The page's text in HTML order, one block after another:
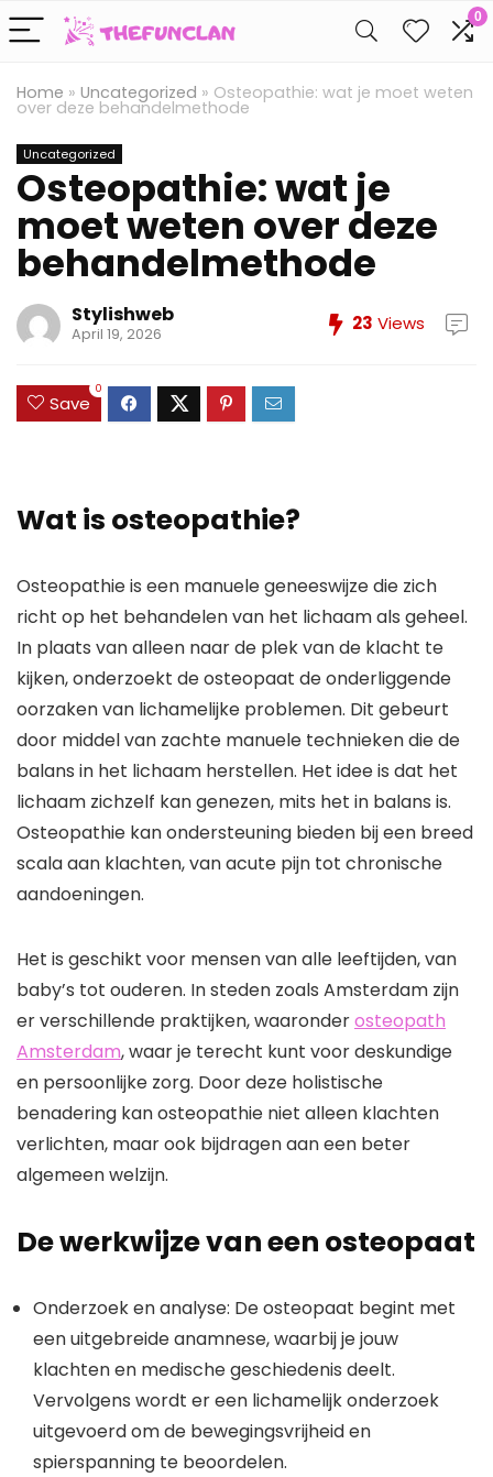
0
Home » Uncategorized » Osteopathie: wat je moet weten
over deze behandelmethode
Uncategorized
Osteopathie: wat je
moet weten over deze
behandelmethode
Stylishweb
April 19, 2026 23 Views
Save
0
Wat is osteopathie?
Osteopathie is een manuele geneeswijze die zich
richt op het behandelen van het lichaam als geheel.
In plaats van alleen naar de plek van de klacht te
kijken, onderzoekt de osteopaat de onderliggende
oorzaken van lichamelijke problemen. Dit gebeurt
door middel van zachte manuele technieken die de
balans in het lichaam herstellen. Het idee is dat het
lichaam zichzelf kan genezen, mits het in balans is.
Osteopathie kan ondersteuning bieden bij een breed
scala aan klachten, van acute pijn tot chronische
aandoeningen.
Het is geschikt voor mensen van alle leeftijden, van
baby’s tot ouderen. In steden zoals Amsterdam zijn
er verschillende praktijken, waaronderosteopath
Amsterdam, waar je terecht kunt voor deskundige
en persoonlijke zorg. Door deze holistische
benadering kan osteopathie niet alleen klachten
verlichten, maar ook bijdragen aan een beter
algemeen welzijn.
De werkwijze van een osteopaat
Onderzoek en analyse: De osteopaat begint met
een uitgebreide anamnese, waarbij je jouw
klachten en medische geschiedenis deelt.
Vervolgens wordt er een lichamelijk onderzoek
uitgevoerd om de bewegingsvrijheid en
spierspanning te beoordelen.